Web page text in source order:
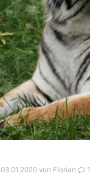
03.01.2020von Florian 1